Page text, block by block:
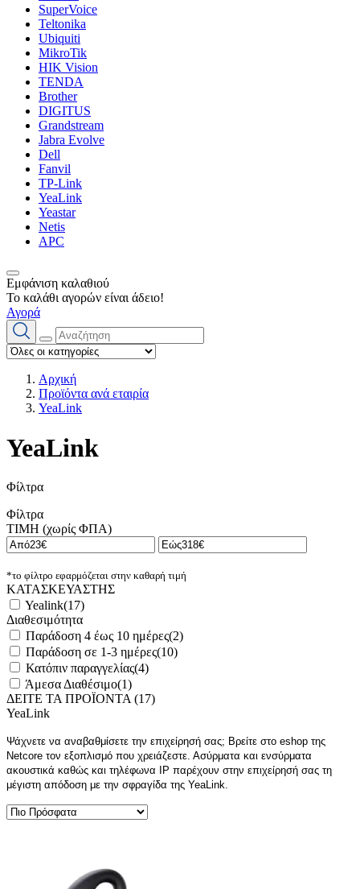
SuperVoice
Teltonika
Ubiquiti
MikroTik
HIK Vision
TENDA
Brother
DIGITUS
Grandstream
Jabra Evolve
Dell
Fanvil
TP-Link
YeaLink
Yeastar
Netis
APC
Εμφάνιση καλαθιού
Το καλάθι αγορών είναι άδειο!
Αγορά
Αρχική
Προϊόντα ανά εταιρία
YeaLink
YeaLink
Φίλτρα
Φίλτρα
ΤΙΜΗ (χωρίς ΦΠΑ)
*το φίλτρο εφαρμόζεται στην καθαρή τιμή
ΚΑΤΑΣΚΕΥΑΣΤΗΣ
Yealink(17)
Διαθεσιμότητα
Παράδοση 4 έως 10 ημέρες(2)
Παράδοση σε 1-3 ημέρες(10)
Κατόπιν παραγγελίας(4)
Άμεσα Διαθέσιμο(1)
ΔΕΙΤΕ ΤΑ ΠΡΟΪΟΝΤΑ (17)
YeaLink
Ψάχνετε να αναβαθμίσετε την επιχείρησή σας; Βρείτε στο eshop της
Netcore τον εξοπλισμό που χρειάζεστε. Ασύρματα και ενσύρματα
ακουστικά καθώς και τηλέφωνα
IP παρέχουν στην επιχείρησή σας τη
μέγιστη απόδοση με την σφραγίδα της YeaLink.